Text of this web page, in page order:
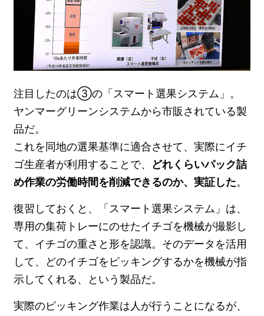
注目したのは③の「スマート選果システム」。
ヤンマーグリーンシステムから市販されている製
品だ。
これを同地の選果基準に適合させて、実際にイチ
ゴ生産者が利用することで、 どれくらいパック詰
め作業の労働時間を削減できるのか、実証した。
復習しておくと、「スマート選果システム」は、
専用の集荷トレーにのせたイチゴを機械が撮影し
て、イチゴの重さと形を認識。そのデータを活用
して、どのイチゴをピッキングするかを機械が指
示してくれる、という製品だ。
実際のピッキング作業は人が行うことになるが、